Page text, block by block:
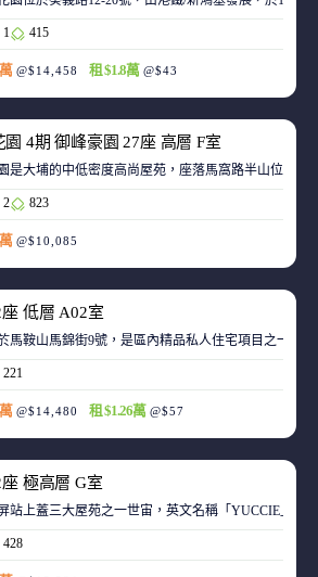
1 415
@$14,458 租 $1.8萬 @$43
園 4期 御峰豪園 27座 高層 F室
是大埔的中低密度高尚屋苑，座落馬窩路半山位置
2 823
@$10,085
低層 A02室
馬鞍山馬錦街9號，是區內精品私人住宅項目之一，
221
@$14,480 租 $1.26萬 @$57
極高層 G室
站上蓋三大屋苑之一世宙，英文名稱「YUCCIE」，
428